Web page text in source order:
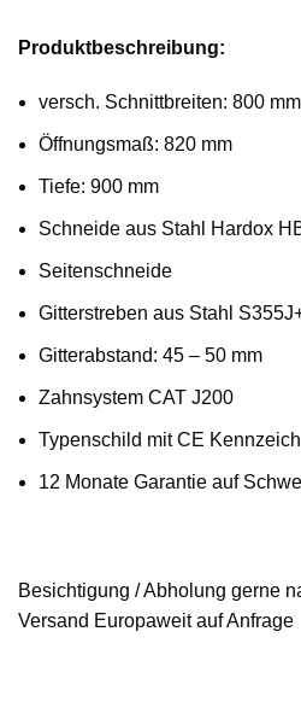
Produktbeschreibung:
versch. Schnittbreiten: 800
Öffnungsmaß: 820 mm
Tiefe: 900 mm
Schneide aus Stahl Hardox
Seitenschneide
Gitterstreben aus Stahl
Gitterabstand: 45 – 50 mm
Zahnsystem CAT J200
Typenschild mit CE
12 Monate Garantie auf
Besichtigung / Abholung gerne
Versand Europaweit auf Anfrage